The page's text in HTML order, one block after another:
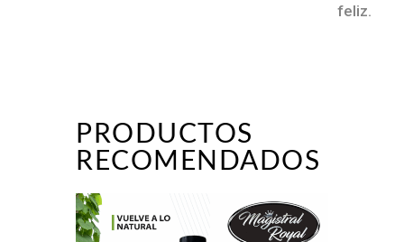
feliz.
PRODUCTOS
RECOMENDADOS